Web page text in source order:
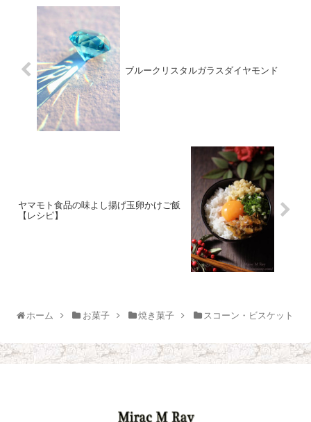
ブルークリスタルガラスダイヤモンド
ヤマモト食品の味よし揚げ玉卵かけご飯
【レシピ】
ホーム お菓子 焼き菓子 スコーン・ビスケット